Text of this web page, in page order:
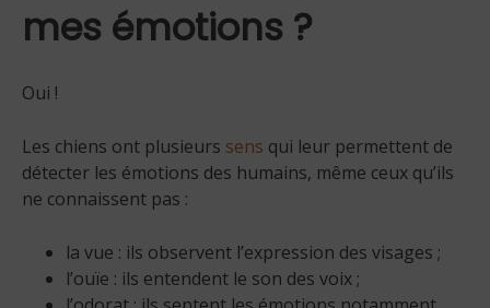
mes émotions ?
Oui !
Les chiens ont plusieurs sens qui leur permettent de
détecter les émotions des humains, même ceux qu’ils
ne connaissent pas :
la vue : ils observent l’expression des visages ;
l’ouïe : ils entendent le son des voix ;